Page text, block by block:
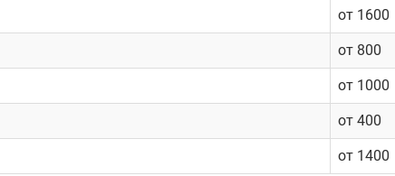
от 1600
от 800
от 1000
от 400
от 1400